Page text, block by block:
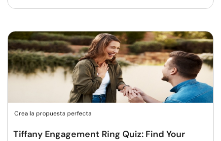
Crea la propuesta perfecta
Tiffany Engagement Ring Quiz: Find Your